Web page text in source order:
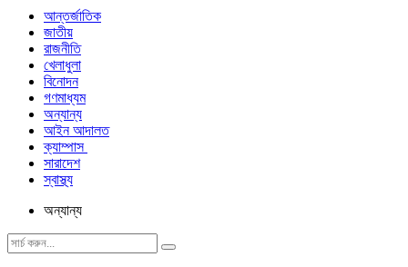
আন্তর্জাতিক
জাতীয়
রাজনীতি
খেলাধুলা
বিনোদন
গণমাধ্যম
অন্যান্য
আইন আদালত
ক্যাম্পাস
সারাদেশ
স্বাস্থ্য
অন্যান্য